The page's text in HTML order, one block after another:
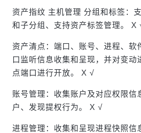
资产指纹 主机管理 分组和标签：
和子分组、支持资产标签管理。 X
资产清点：端口、账号、进程、软
口监听信息收集和呈现，并对变动
点端口进行开放。 X √
账号管理：收集账户及对应权限信
户、发现提权行为。 X √
进程管理：收集和呈现进程快照信